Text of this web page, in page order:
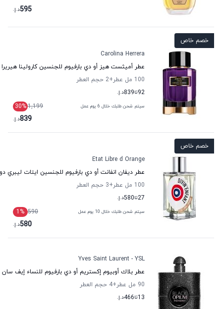
595د.إ.
خصم خاص
Carolina Herrera
عطر أميثست هيز أو دي بارفيوم للجنسين كارولينا هيريرا
100 مل عطر
+2
حجم العطر
92تا839د.إ.
سيتم شحن طلبك خلال 6 يوم عمل 1,199
30%
839د.إ.
خصم خاص
Etat Libre d Orange
عطر ديفان انفانت أو دي بارفيوم للجنسين ايتات ليبري
100 مل عطر
+3
حجم العطر
27تا580د.إ.
سيتم شحن طلبك خلال 10 يوم عمل 590
1 %
580د.إ.
Yves Saint Laurent - YSL
عطر بلاك أوبيوم إكستريم أو دي بارفيوم للنساء إيف سان
90 مل عطر
+4
حجم العطر
13تا466د.إ.